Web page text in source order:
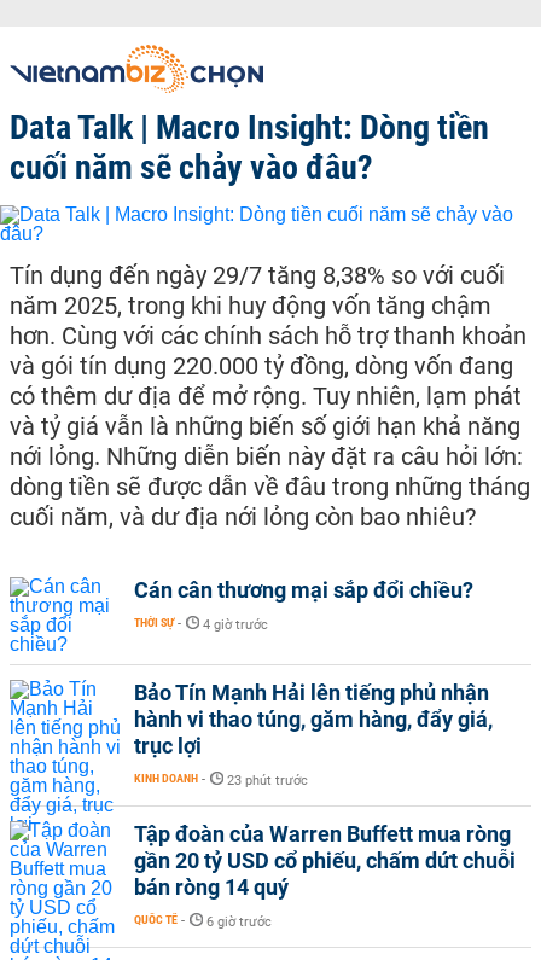
Data Talk | Macro Insight: Dòng tiền
cuối năm sẽ chảy vào đâu?
Tín dụng đến ngày 29/7 tăng 8,38% so với cuối
năm 2025, trong khi huy động vốn tăng chậm
hơn. Cùng với các chính sách hỗ trợ thanh khoản
và gói tín dụng 220.000 tỷ đồng, dòng vốn đang
có thêm dư địa để mở rộng. Tuy nhiên, lạm phát
và tỷ giá vẫn là những biến số giới hạn khả năng
nới lỏng. Những diễn biến này đặt ra câu hỏi lớn:
dòng tiền sẽ được dẫn về đâu trong những tháng
cuối năm, và dư địa nới lỏng còn bao nhiêu?
Cán cân thương mại sắp đổi chiều?
THỜI SỰ - 4 giờ trước
Bảo Tín Mạnh Hải lên tiếng phủ nhận
hành vi thao túng, găm hàng, đẩy giá,
trục lợi
KINH DOANH - 23 phút trước
Tập đoàn của Warren Buffett mua ròng
gần 20 tỷ USD cổ phiếu, chấm dứt chuỗi
bán ròng 14 quý
QUỐC TẾ - 6 giờ trước